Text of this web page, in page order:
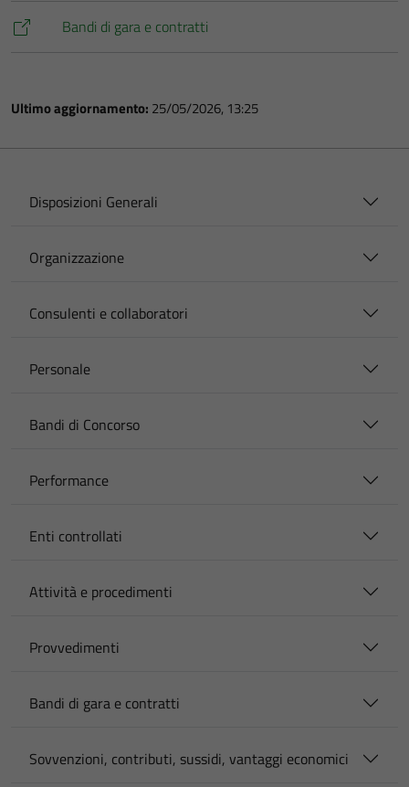
Bandi di gara e contratti
Ultimo aggiornamento: 25/05/2026, 13:25
Disposizioni Generali
Organizzazione
Consulenti e collaboratori
Personale
Bandi di Concorso
Performance
Enti controllati
Attività e procedimenti
Provvedimenti
Bandi di gara e contratti
Sovvenzioni, contributi, sussidi, vantaggi economici